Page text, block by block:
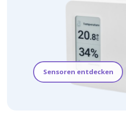
Sensoren entdecken